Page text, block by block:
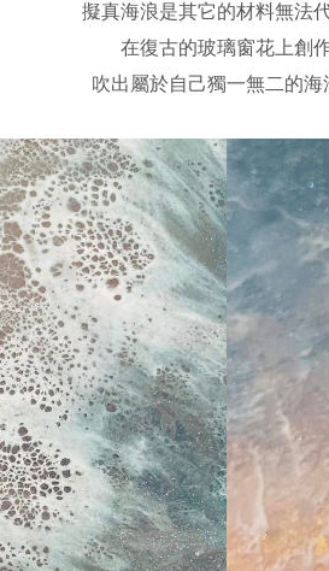
擬真海浪是其它的材料無法
在復古的玻璃窗花上創
吹出屬於自己獨一無二的